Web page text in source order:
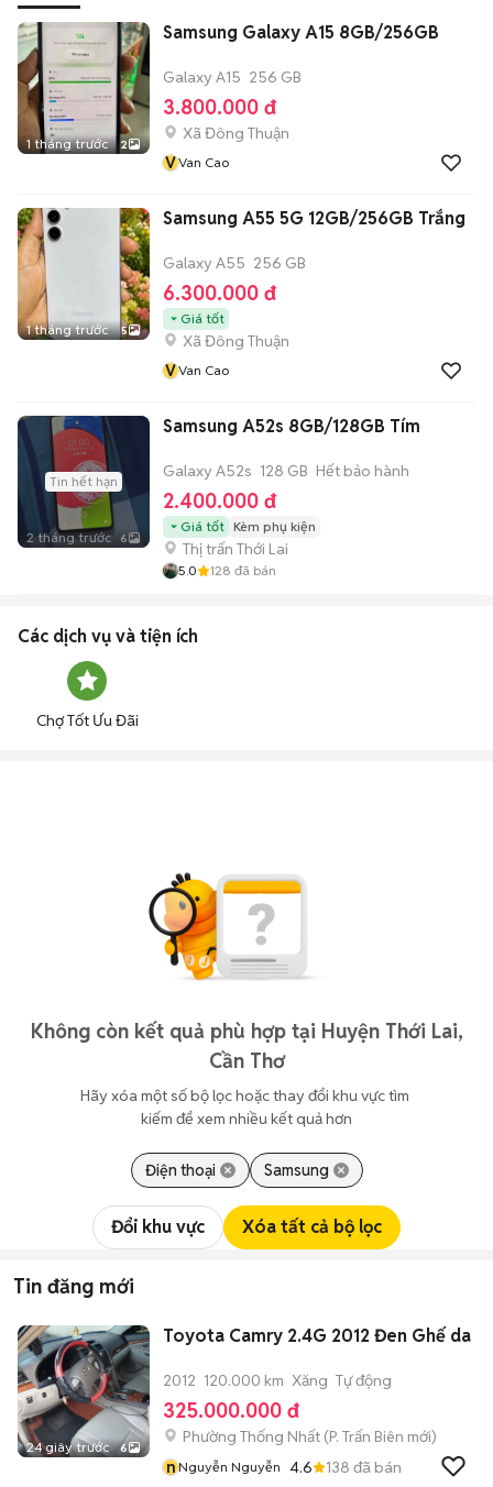
1 tháng trước 2
Samsung Galaxy A15 8GB/256GB
Galaxy A15 256 GB
3.800.000 đ
Xã Đông Thuận
VVan Cao
1 tháng trước 5
Samsung A55 5G 12GB/256GB Trắng
Galaxy A55 256 GB
6.300.000 đ
Giá tốt
Xã Đông Thuận
VVan Cao
Tin hết hạn
2 tháng trước 6
Samsung A52s 8GB/128GB Tím
Galaxy A52s 128 GB Hết bảo hành
2.400.000 đ
Giá tốt Kèm phụ kiện
Thị trấn Thới Lai
5.0 128 đã bán
Các dịch vụ và tiện ích
Chợ Tốt Ưu Đãi
Không còn kết quả phù hợp tại Huyện Thới Lai,
Cần Thơ
Hãy xóa một số bộ lọc hoặc thay đổi khu vực tìm
kiếm để xem nhiều kết quả hơn
Điện thoại Samsung
Đổi khu vực Xóa tất cả bộ lọc
Tin đăng mới
24 giây trước 6
Toyota Camry 2.4G 2012 Đen Ghế da
2012 120.000 km Xăng Tự động
325.000.000 đ
Phường Thống Nhất (P. Trấn Biên mới)
nNguyễn Nguyễn 4.6 138 đã bán